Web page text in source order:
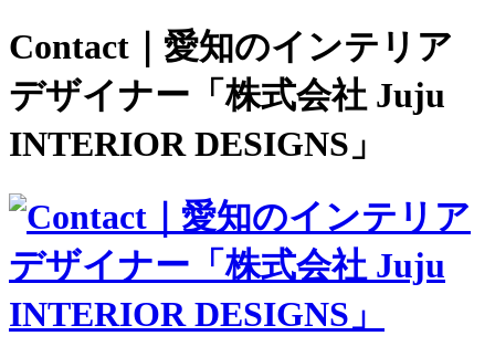
Contact｜愛知のインテリア
デザイナー「株式会社 Juju
INTERIOR DESIGNS」